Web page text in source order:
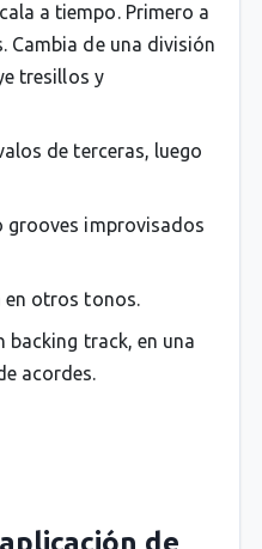
a tiempo. Primero a
Cambia de una división
tresillos y
de terceras, luego
grooves improvisados
en otros tonos.
backing track, en una
acordes.
de